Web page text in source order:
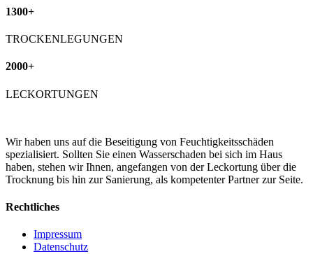
1300+
TROCKENLEGUNGEN
2000+
LECKORTUNGEN
Wir haben uns auf die Beseitigung von Feuchtigkeitsschäden
spezialisiert. Sollten Sie einen Wasserschaden bei sich im Haus
haben, stehen wir Ihnen, angefangen von der Leckortung über die
Trocknung bis hin zur Sanierung, als kompetenter Partner zur Seite.
Rechtliches
Impressum
Datenschutz